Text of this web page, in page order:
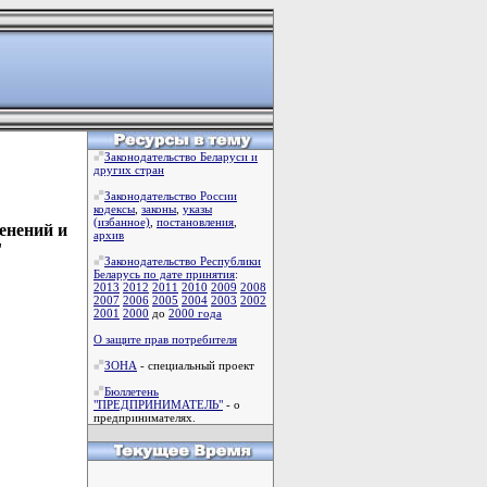
и
Законодательство Беларуси и
других стран
Законодательство России
кодексы законы указы
(избанное) постановления
архив
Законодательство Республики
Беларусь по дате принятия:
2013 2012 2011 2010 2009 2008
2007 2006 2005 2004 2003 2002
2001 2000 до 2000 года
О защите прав потребителя
ЗОНА - специальный проект
Бюллетень
"ПРЕДПРИНИМАТЕЛЬ" - о
предпринимателях.